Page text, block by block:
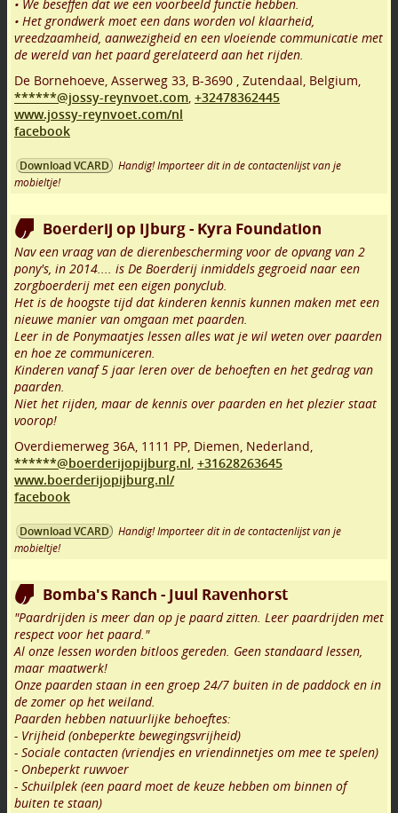
• We beseffen dat we een voorbeeld functie hebben.
• Het grondwerk moet een dans worden vol klaarheid,
vreedzaamheid, aanwezigheid en een vloeiende communicatie met
de wereld van het paard gerelateerd aan het rijden.
De Bornehoeve, Asserweg 33, B-3690 , Zutendaal, Belgium,
******@jossy-reynvoet.com, +32478362445
www.jossy-reynvoet.com/nl
facebook
Download VCARD
Handig! Importeer dit in de contactenlijst van je
mobieltje!
Boerderij op IJburg - Kyra Foundation
Nav een vraag van de dierenbescherming voor de opvang van 2
pony's, in 2014.... is De Boerderij inmiddels gegroeid naar een
zorgboerderij met een eigen ponyclub.
Het is de hoogste tijd dat kinderen kennis kunnen maken met een
nieuwe manier van omgaan met paarden.
Leer in de Ponymaatjes lessen alles wat je wil weten over paarden
en hoe ze communiceren.
Kinderen vanaf 5 jaar leren over de behoeften en het gedrag van
paarden.
Niet het rijden, maar de kennis over paarden en het plezier staat
voorop!
Overdiemerweg 36A, 1111 PP, Diemen, Nederland,
******@boerderijopijburg.nl, +31628263645
www.boerderijopijburg.nl/
facebook
Download VCARD
Handig! Importeer dit in de contactenlijst van je
mobieltje!
Bomba's Ranch - Juul Ravenhorst
"Paardrijden is meer dan op je paard zitten. Leer paardrijden met
respect voor het paard."
Al onze lessen worden bitloos gereden. Geen standaard lessen,
maar maatwerk!
Onze paarden staan in een groep 24/7 buiten in de paddock en in
de zomer op het weiland.
Paarden hebben natuurlijke behoeftes:
- Vrijheid (onbeperkte bewegingsvrijheid)
- Sociale contacten (vriendjes en vriendinnetjes om mee te spelen)
- Onbeperkt ruwvoer
- Schuilplek (een paard moet de keuze hebben om binnen of
buiten te staan)